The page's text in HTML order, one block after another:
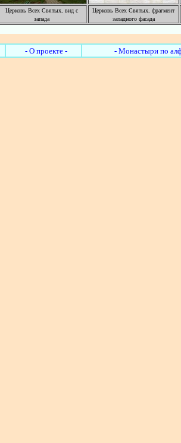
Церковь Всех Святых, вид с
запада
Церковь Всех Святых, фрагмент
западного фасада
- О проекте - - Монастыри по